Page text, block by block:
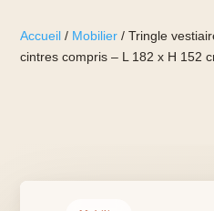
Accueil / Mobilier / Tringle
cintres compris – L 182 x H 152